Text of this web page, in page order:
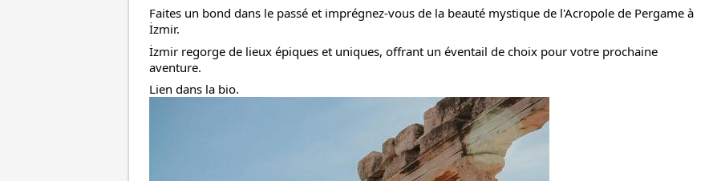
Faites un bond dans le passé et imprégnez-vous de la beauté mystique de l'Acropole de Pergame à
İzmir.
İzmir regorge de lieux épiques et uniques, offrant un éventail de choix pour votre prochaine
aventure.
Lien dans la bio.